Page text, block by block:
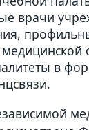
врачи
медицинской
в